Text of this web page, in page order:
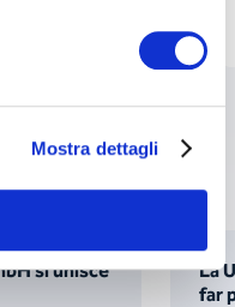
Mostra dettagli
anche
si unisce
La
far